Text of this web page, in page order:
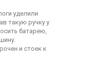
уделили
такую ручку у
батарею,
и стоек к